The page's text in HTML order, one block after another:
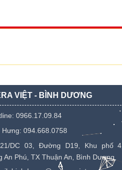
VIỆT - BÌNH DƯƠNG
0966.17.09.84
Hưng: 094.668.0758
DC 03, Đường D19, Khu phố 4,
An Phú, TX Thuận An, Bình Dương